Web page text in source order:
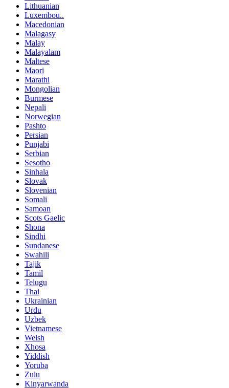
Lithuanian
Luxembou..
Macedonian
Malagasy
Malay
Malayalam
Maltese
Maori
Marathi
Mongolian
Burmese
Nepali
Norwegian
Pashto
Persian
Punjabi
Serbian
Sesotho
Sinhala
Slovak
Slovenian
Somali
Samoan
Scots Gaelic
Shona
Sindhi
Sundanese
Swahili
Tajik
Tamil
Telugu
Thai
Ukrainian
Urdu
Uzbek
Vietnamese
Welsh
Xhosa
Yiddish
Yoruba
Zulu
Kinyarwanda